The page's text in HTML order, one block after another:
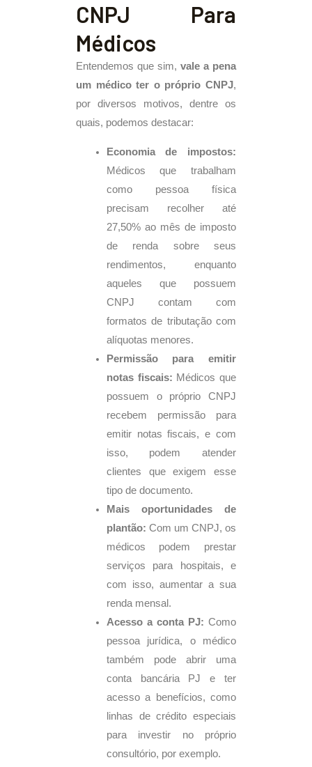
CNPJ Para
Médicos
Entendemos que sim, vale a pena
um médico ter o próprio CNPJ,
por diversos motivos, dentre os
quais, podemos destacar:
Economia de impostos:
Médicos que trabalham
como pessoa física
precisam recolher até
27,50% ao mês de imposto
de renda sobre seus
rendimentos, enquanto
aqueles que possuem
CNPJ contam com
formatos de tributação com
alíquotas menores.
Permissão para emitir
notas fiscais: Médicos que
possuem o próprio CNPJ
recebem permissão para
emitir notas fiscais, e com
isso, podem atender
clientes que exigem esse
tipo de documento.
Mais oportunidades de
plantão: Com um CNPJ, os
médicos podem prestar
serviços para hospitais, e
com isso, aumentar a sua
renda mensal.
Acesso a conta PJ: Como
pessoa jurídica, o médico
também pode abrir uma
conta bancária PJ e ter
acesso a benefícios, como
linhas de crédito especiais
para investir no próprio
consultório, por exemplo.